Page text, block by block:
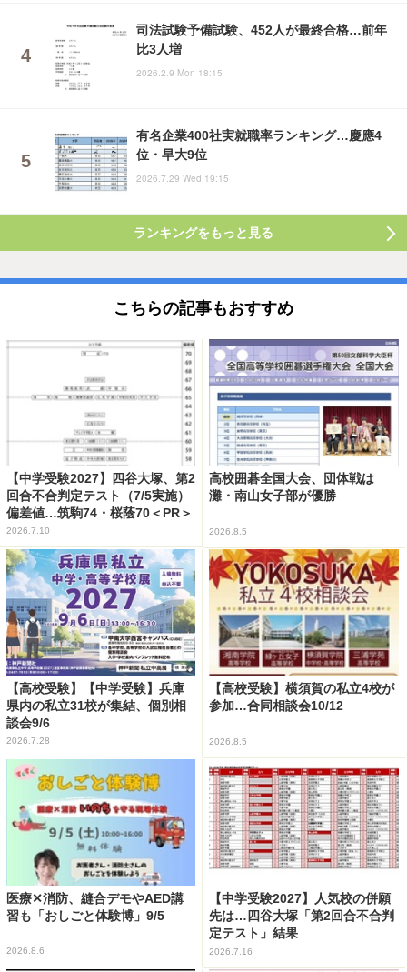
司法試験予備試験、452人が最終合格…前年
比3人増
2026.2.9 Mon 18:15
有名企業400社実就職率ランキング…慶應4
位・早大9位
2026.7.29 Wed 19:15
ランキングをもっと見る
こちらの記事もおすすめ
【中学受験2027】四谷大塚、第2
回合不合判定テスト（7/5実施）
偏差値…筑駒74・桜蔭70＜PR＞
2026.7.10
高校囲碁全国大会、団体戦は
灘・南山女子部が優勝
2026.8.5
【高校受験】【中学受験】兵庫
県内の私立31校が集結、個別相
談会9/6
2026.7.28
【高校受験】横須賀の私立4校が
参加…合同相談会10/12
2026.8.5
医療✕消防、縫合デモやAED講
習も「おしごと体験博」9/5
2026.8.6
【中学受験2027】人気校の併願
先は…四谷大塚「第2回合不合判
定テスト」結果
2026.7.16